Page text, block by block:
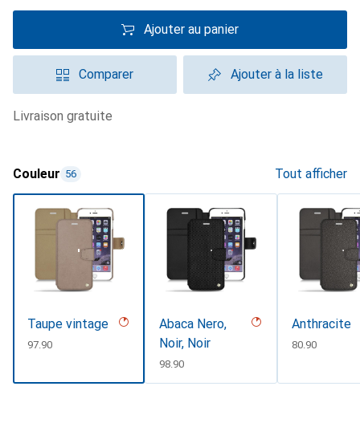
Ajouter au panier
Comparer Ajouter à la liste
livraison gratuite
Couleur 56 Tout afficher
Taupe vintage
CHF
97.90
Abaca Nero,
Noir, Noir
CHF
98.90
Anthracite
CHF
80.90